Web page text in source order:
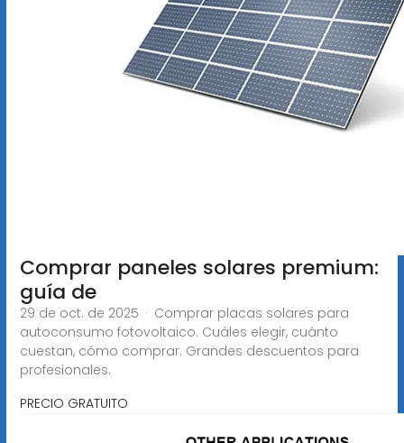
Comprar paneles solares premium:
guía de
29 de oct. de 2025 · Comprar placas solares para
autoconsumo fotovoltaico. Cuáles elegir, cuánto
cuestan, cómo comprar. Grandes descuentos para
profesionales.
PRECIO GRATUITO